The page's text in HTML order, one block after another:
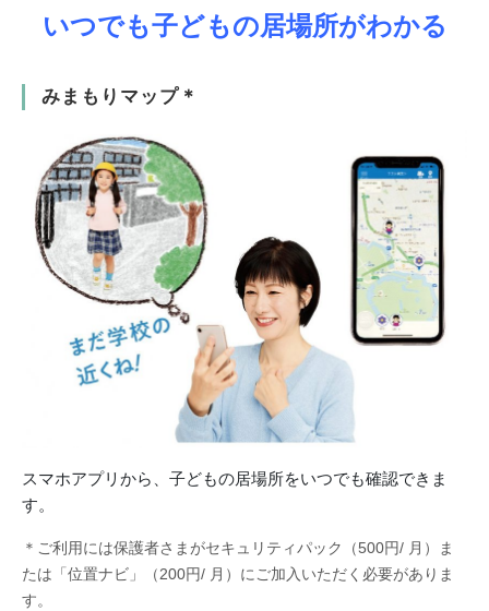
いつでも子どもの居場所がわかる
みまもりマップ＊
スマホアプリから、子どもの居場所をいつでも確認できま
す。
＊ご利用には保護者さまがセキュリティパック（500円/ 月）ま
たは「位置ナビ」（200円/ 月）にご加入いただく必要がありま
す。